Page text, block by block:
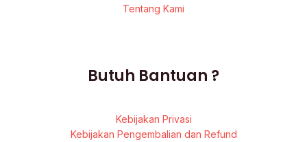
Tentang Kami
Butuh Bantuan ?
Kebijakan Privasi
Kebijakan Pengembalian dan Refund